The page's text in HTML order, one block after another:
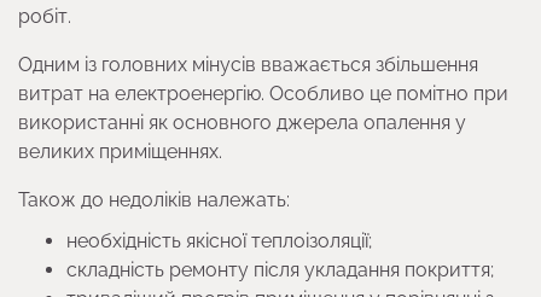
робіт.
Одним із головних мінусів вважається збільшення
витрат на електроенергію. Особливо це помітно при
використанні як основного джерела опалення у
великих приміщеннях.
Також до недоліків належать:
необхідність якісної теплоізоляції;
складність ремонту після укладання покриття;